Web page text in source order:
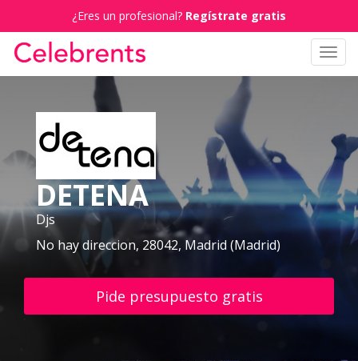
¿Eres un profesional? Regístrate gratis
DETENA
Djs
No hay direccion, 28042, Madrid (Madrid)
Pide presupuesto gratis